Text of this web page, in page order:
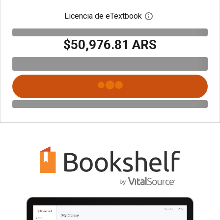
Licencia de eTextbook Abre el cuadro de
$50,976.81 ARS